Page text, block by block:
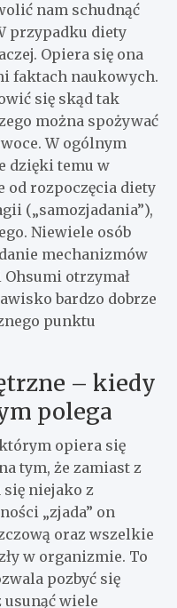
nam schudnąć
przypadku diety
Opiera się ona
faktach naukowych.
się skąd tak
można spożywać
W ogólnym
dzięki temu w
rozpoczęcia diety
(„samozjadania”),
Niewiele osób
mechanizmów
otrzymał
bardzo dobrze
punktu
– kiedy
polega
opiera się
tym, że zamiast z
niejako z
„zjada” on
oraz wszelkie
w organizmie. To
pozbyć się
wiele